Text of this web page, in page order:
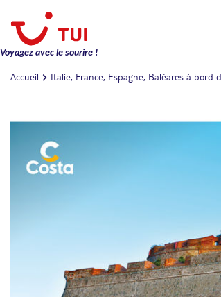
Voyagez avec le sourire !
Accueil Italie, France, Espagne, Baléares à bord